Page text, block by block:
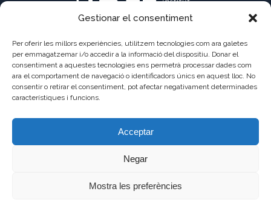
Gestionar el consentiment
Per oferir les millors experiències, utilitzem tecnologies com ara galetes
per emmagatzemar i/o accedir a la informació del dispositiu. Donar el
consentiment a aquestes tecnologies ens permetrà processar dades com
ara el comportament de navegació o identificadors únics en aquest lloc. No
consentir o retirar el consentiment, pot afectar negativament determinades
característiques i funcions.
Acceptar
Negar
Mostra les preferències
C/ Pau Claris 121
08009 Barcelona
93 487 03 01